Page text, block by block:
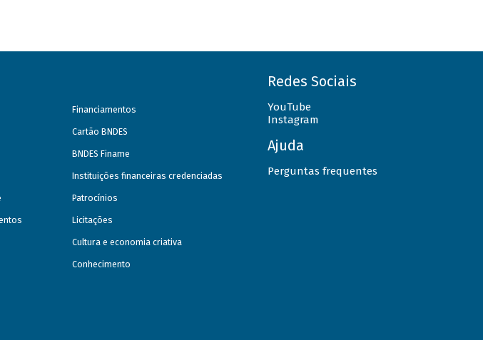
Financiamentos
Cartão BNDES
BNDES Finame
Instituições financeiras credenciadas
Patrocínios
Licitações
Cultura e economia criativa
Conhecimento
Redes Sociais
YouTube
Instagram
Ajuda
Perguntas frequentes